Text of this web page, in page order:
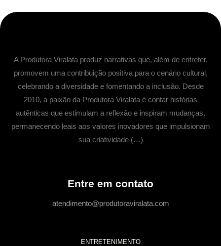
A Produtora Viralata produz narrativas que, além de entreter,
promovem uma contribuição positiva para o cenário cultural,
celebrando a diversidade e fomentando a inclusão. Desde
2010, a paixão da Produtora Viralata é contar histórias
autênticas que estimulam a reflexão e inspiram mudanças,
permanecendo leais aos valores inovadores que impulsionam
sua criatividade (…)
ENTRETENIMENTO
Entre em contato
atendimento@produtoraviralata.com